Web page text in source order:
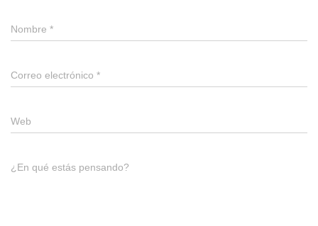
Nombre *
Correo electrónico *
Web
¿En qué estás pensando?